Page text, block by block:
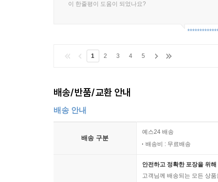
이 한줄평이 도움이 되었나요?
1 2 3 4 5
배송/반품/교환 안내
배송 안내
배송 구분
예스24 배송
배송비 : 무료배송
안전하고 정확한 포장을 위
고객님께 배송되는 모든 상